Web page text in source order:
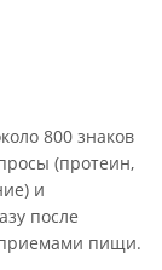
800 знаков
(протеин,
и
после
пищи.